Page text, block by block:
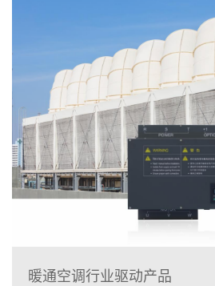
暖通空调行业驱动产品